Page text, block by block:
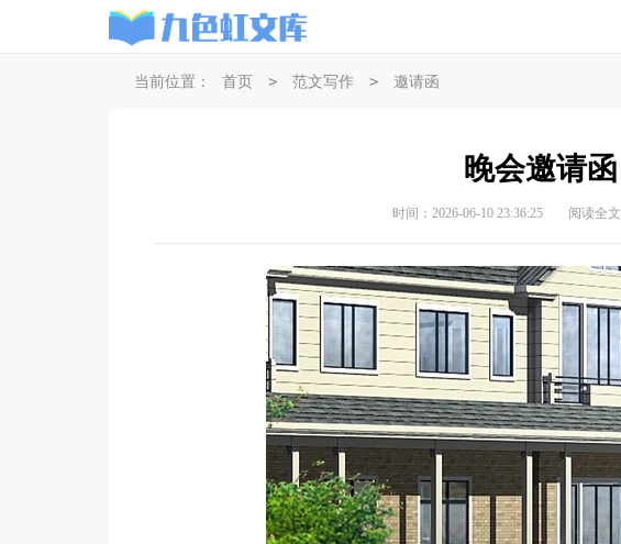
当前位置： 首页 > 范文写作 > 邀请函
晚会邀请函
时间：2026-06-10 23:36:25 阅读全文